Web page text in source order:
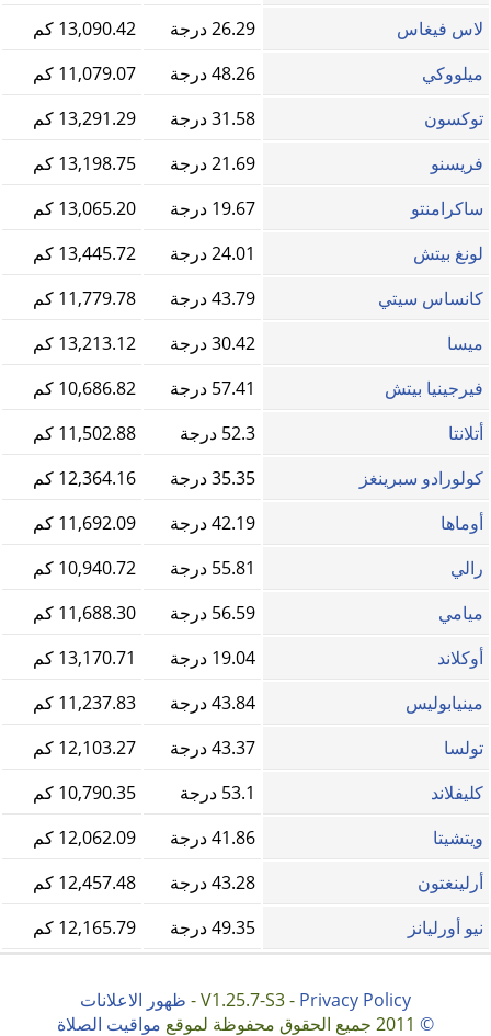
لاس فيغاس
26.29 درجة
13,090.42 كم
ميلووكي
48.26 درجة
11,079.07 كم
توكسون
31.58 درجة
13,291.29 كم
فريسنو
21.69 درجة
13,198.75 كم
ساكرامنتو
19.67 درجة
13,065.20 كم
لونغ بيتش
24.01 درجة
13,445.72 كم
كانساس سيتي
43.79 درجة
11,779.78 كم
ميسا
30.42 درجة
13,213.12 كم
فيرجينيا بيتش
57.41 درجة
10,686.82 كم
أتلانتا
52.3 درجة
11,502.88 كم
كولورادو سبرينغز
35.35 درجة
12,364.16 كم
أوماها
42.19 درجة
11,692.09 كم
رالي
55.81 درجة
10,940.72 كم
ميامي
56.59 درجة
11,688.30 كم
أوكلاند
19.04 درجة
13,170.71 كم
مينيابوليس
43.84 درجة
11,237.83 كم
تولسا
43.37 درجة
12,103.27 كم
كليفلاند
53.1 درجة
10,790.35 كم
ويتشيتا
41.86 درجة
12,062.09 كم
أرلينغتون
43.28 درجة
12,457.48 كم
نيو أورليانز
49.35 درجة 12,165.79 كم
V1.25.7-S3 - Privacy Policy
- ظهور الاعلانات
©
مواقيت الصلاة